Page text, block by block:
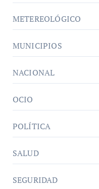
METEREOLÓGICO
MUNICIPIOS
NACIONAL
OCIO
POLÍTICA
SALUD
SEGURIDAD